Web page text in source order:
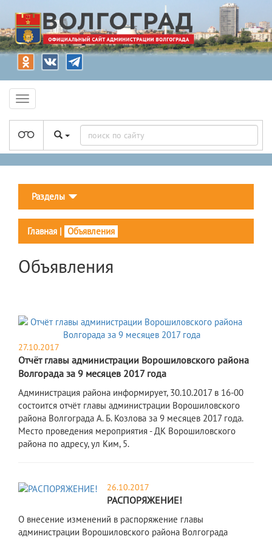
Разделы
Главная | Объявления
Объявления
27.10.2017
Отчёт главы администрации Ворошиловского района
Волгорада за 9 месяцев 2017 года
Администрация района информирует, 30.10.2017 в 16-00
состоится отчёт главы администрации Ворошиловского
района Волгограда А. Б. Козлова за 9 месяцев 2017 года.
Место проведения мероприятия - ДК Ворошиловского
района по адресу, ул Ким, 5.
26.10.2017
РАСПОРЯЖЕНИЕ!
О внесение изменений в распоряжение главы
администрации Ворошиловского района Волгограда